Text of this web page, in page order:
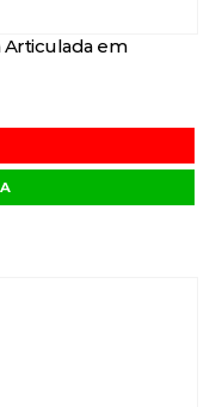
Articulada em